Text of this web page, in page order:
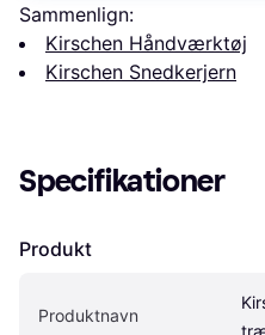
Sammenlign:
Kirschen Håndværktøj
Kirschen Snedkerjern
Specifikationer
Produkt
Produktnavn